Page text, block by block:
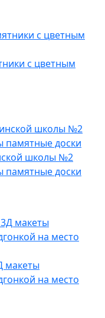
с цветным
школы №2
памятные доски
макеты
на место